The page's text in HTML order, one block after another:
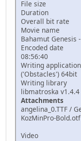
File size
Duration
Overall bit
Movie
Bahamut Genesis
Encoded
08:56:40
Writing
('Obstacles') 64bit
Writing
libmatroska v1.4.4
Attachments
:
angelina_0.TTF /
KozMinPro-
Video